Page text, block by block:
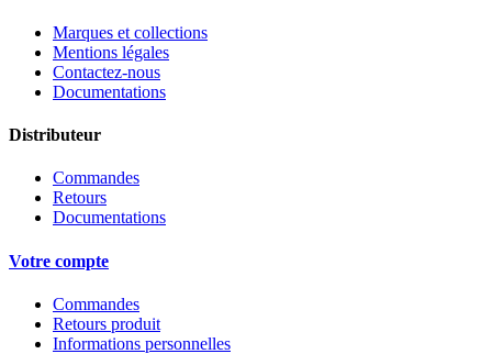
Marques et collections
Mentions légales
Contactez-nous
Documentations
Distributeur
Commandes
Retours
Documentations
Votre compte
Commandes
Retours produit
Informations personnelles